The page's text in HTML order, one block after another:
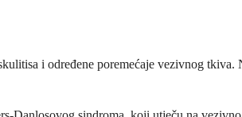
i određene poremećaje vezivnog tkiva.